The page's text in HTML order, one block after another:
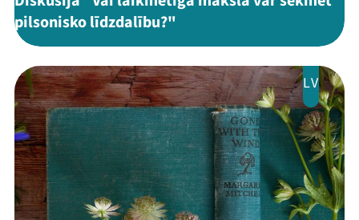
pilsonisko līdzdalību?"
LV